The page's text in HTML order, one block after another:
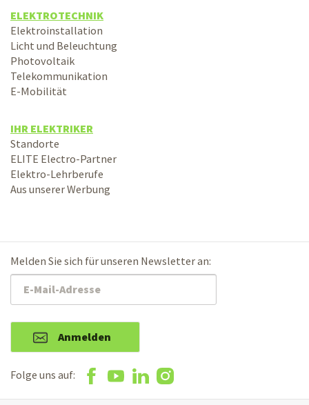
ELEKTROTECHNIK
Elektroinstallation
Licht und Beleuchtung
Photovoltaik
Telekommunikation
E-Mobilität
IHR ELEKTRIKER
Standorte
ELITE Electro-Partner
Elektro-Lehrberufe
Aus unserer Werbung
Melden Sie sich für unseren Newsletter an:
Anmelden
Folge uns auf: